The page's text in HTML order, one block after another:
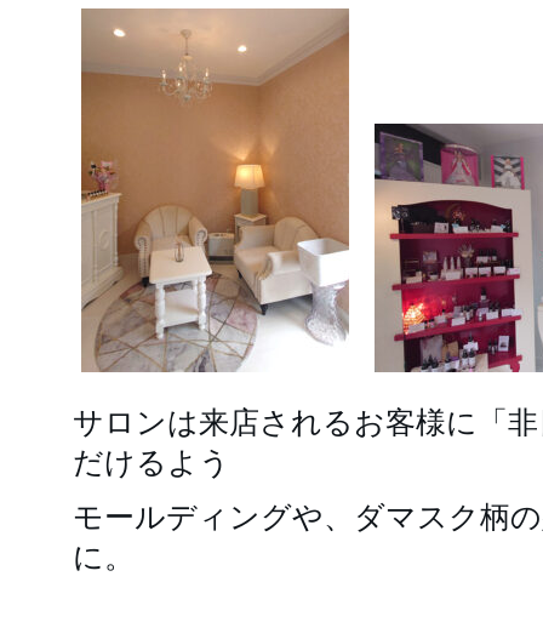
サロンは来店されるお客様に「
だけるよう
モールディングや、ダマスク柄
に。